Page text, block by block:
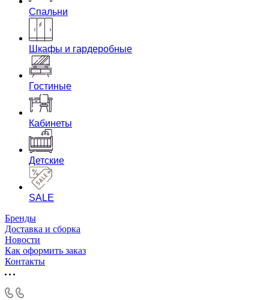
Спальни
Шкафы и гардеробные
Гостиные
Кабинеты
Детские
SALE
Бренды
Доставка и сборка
Новости
Как оформить заказ
Контакты